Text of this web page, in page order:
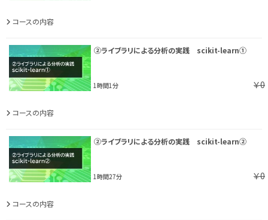
コースの内容
②ライブラリによる分析の実践 scikit-learn①
1時間1分 ￥0
コースの内容
②ライブラリによる分析の実践 scikit-learn②
1時間27分 ￥0
コースの内容